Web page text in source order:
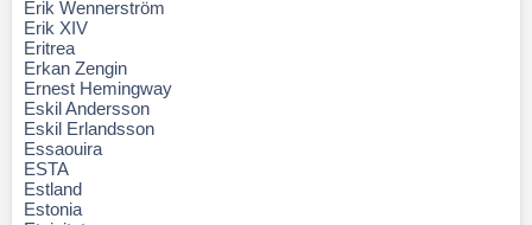
Erik Wennerström
Erik XIV
Eritrea
Erkan Zengin
Ernest Hemingway
Eskil Andersson
Eskil Erlandsson
Essaouira
ESTA
Estland
Estonia